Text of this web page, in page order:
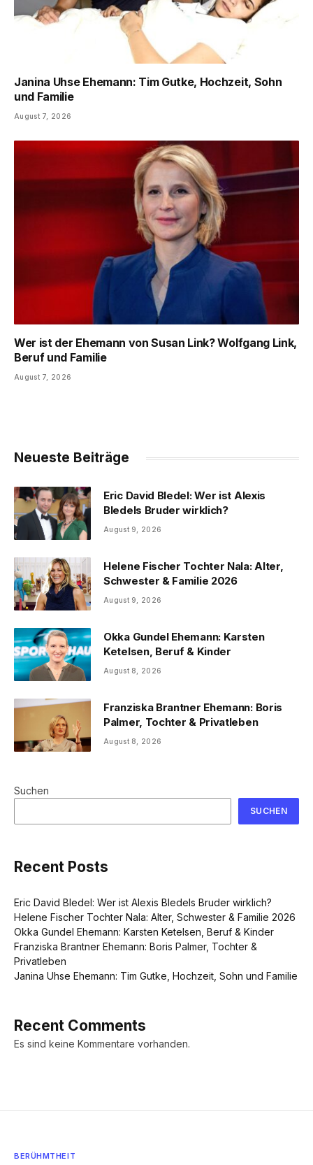
Janina Uhse Ehemann: Tim Gutke, Hochzeit, Sohn
und Familie
August 7, 2026
Wer ist der Ehemann von Susan Link? Wolfgang Link,
Beruf und Familie
August 7, 2026
Neueste Beiträge
Eric David Bledel: Wer ist Alexis
Bledels Bruder wirklich?
August 9, 2026
Helene Fischer Tochter Nala: Alter,
Schwester & Familie 2026
August 9, 2026
Okka Gundel Ehemann: Karsten
Ketelsen, Beruf & Kinder
August 8, 2026
Franziska Brantner Ehemann: Boris
Palmer, Tochter & Privatleben
August 8, 2026
Suchen
SUCHEN
Recent Posts
Eric David Bledel: Wer ist Alexis Bledels Bruder wirklich?
Helene Fischer Tochter Nala: Alter, Schwester & Familie 2026
Okka Gundel Ehemann: Karsten Ketelsen, Beruf & Kinder
Franziska Brantner Ehemann: Boris Palmer, Tochter &
Privatleben
Janina Uhse Ehemann: Tim Gutke, Hochzeit, Sohn und Familie
Recent Comments
Es sind keine Kommentare vorhanden.
BERÜHMTHEIT